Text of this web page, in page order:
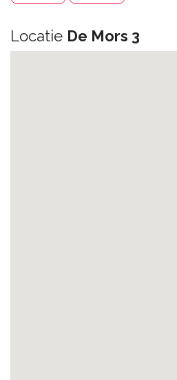
Locatie De Mors 3